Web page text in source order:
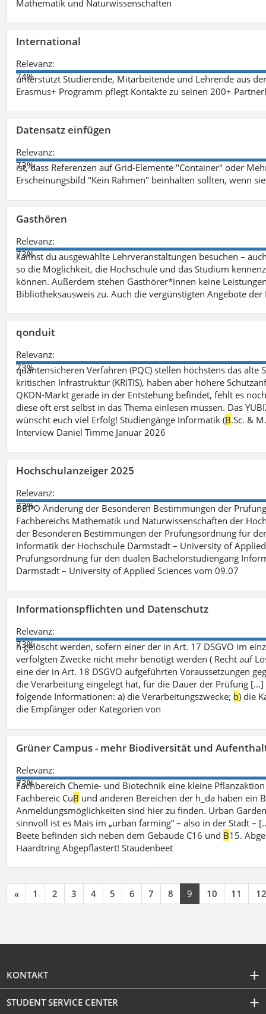
Mathematik und Naturwissenschaften
International
Relevanz:
74%
unterstützt Studierende, Mitarbeitende und Lehrende aus
Erasmus+ Programm pflegt Kontakte zu seinen 200+
Datensatz einfügen
Relevanz:
73%
ist, dass Referenzen auf Grid-Elemente "Container" oder
Erscheinungsbild "Kein Rahmen" beinhalten sollten, wenn
Gasthören
Relevanz:
73%
kannst du ausgewählte Lehrveranstaltungen besuchen –
so die Möglichkeit, die Hochschule und das Studium
können. Außerdem stehen Gasthörer*innen keine
Bibliotheksausweis zu. Auch die vergünstigten Angebote
qonduit
Relevanz:
73%
quantensicheren Verfahren (PQC) stellen höchstens das
kritischen Infrastruktur (KRITIS), haben aber höhere
QKDN-Markt gerade in der Entstehung befindet, fehlt es
diese oft erst selbst in das Thema einlesen müssen. Das
wünscht euch viel Erfolg! Studiengänge Informatik (B.Sc. &
Interview Daniel Timme Januar 2026
Hochschulanzeiger 2025
Relevanz:
73%
BBPO Änderung der Besonderen Bestimmungen der
Fachbereichs Mathematik und Naturwissenschaften der
der Besonderen Bestimmungen der Prüfungsordnung für
Informatik der Hochschule Darmstadt – University of
Prüfungsordnung für den dualen Bachelorstudiengang
Darmstadt – University of Applied Sciences vom 09.07
Informationspflichten und Datenschutz
Relevanz:
73%
h gelöscht werden, sofern einer der in Art. 17 DSGVO im
verfolgten Zwecke nicht mehr benötigt werden ( Recht auf
eine der in Art. 18 DSGVO aufgeführten Voraussetzungen
die Verarbeitung eingelegt hat, für die Dauer der Prüfung
folgende Informationen: a) die Verarbeitungszwecke; b) die
die Empfänger oder Kategorien von
Grüner Campus - mehr Biodiversität und
Relevanz:
73%
Fachbereich Chemie- und Biotechnik eine kleine
Fachbereic CuB und anderen Bereichen der h_da haben ein
Anmeldungsmöglichkeiten sind hier zu finden. Urban
sinnvoll ist es Mais im „urban farming“ – also in der Stadt –
Beete befinden sich neben dem Gebäude C16 und B15.
Haardtring Abgepflastert! Staudenbeet
« 1 2 3 4 5 6 7 8 9 10 11 12
KONTAKT
STUDENT SERVICE CENTER